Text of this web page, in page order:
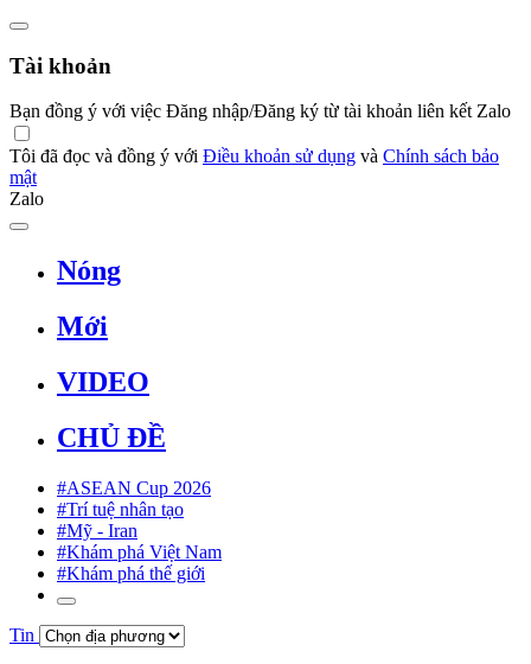
Tài khoản
Bạn đồng ý với việc Đăng nhập/Đăng ký từ tài khoản liên kết Zalo
Tôi đã đọc và đồng ý với Điều khoản sử dụng và Chính sách bảo
mật
Zalo
Nóng
Mới
VIDEO
CHỦ ĐỀ
#ASEAN Cup 2026
#Trí tuệ nhân tạo
#Mỹ - Iran
#Khám phá Việt Nam
#Khám phá thế giới
Tin